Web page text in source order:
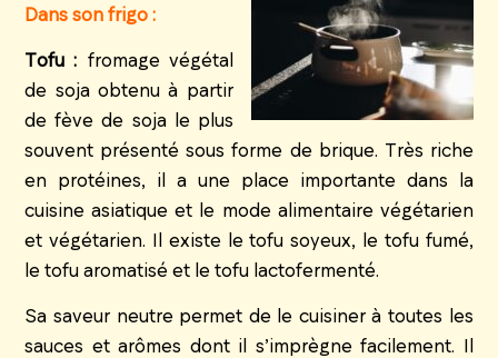
Dans son frigo :
Tofu : fromage végétal
de soja obtenu à partir
de fève de soja le plus
souvent présenté sous forme de brique. Très riche
en protéines, il a une place importante dans la
cuisine asiatique et le mode alimentaire végétarien
et végétarien. Il existe le tofu soyeux, le tofu fumé,
le tofu aromatisé et le tofu lactofermenté.
Sa saveur neutre permet de le cuisiner à toutes les
sauces et arômes dont il s’imprègne facilement. Il